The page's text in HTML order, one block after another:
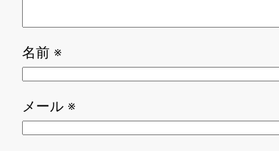
名前 ※
メール ※